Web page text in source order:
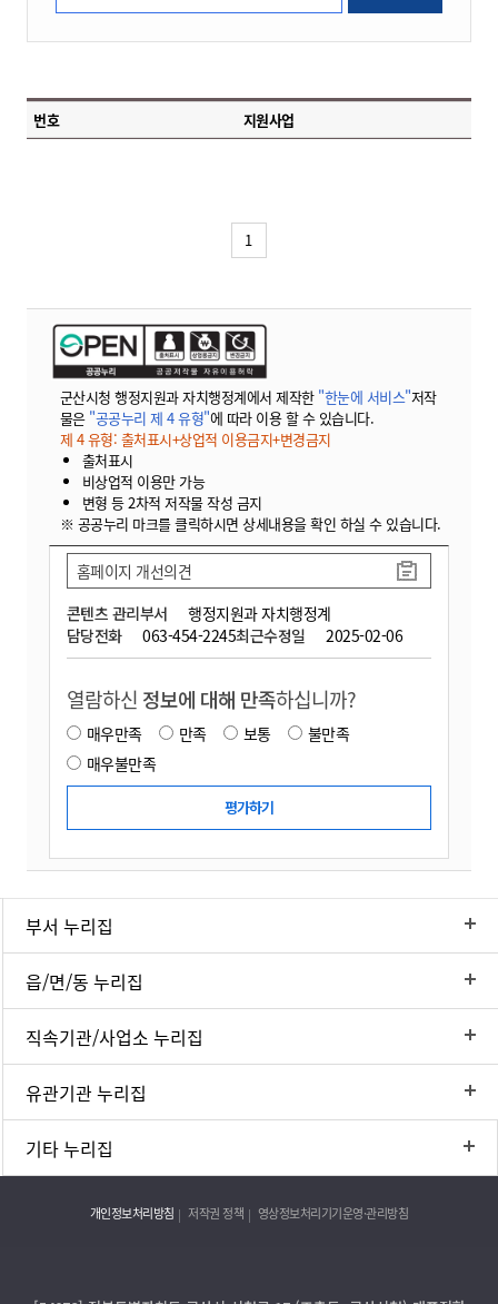
번호 지원사업
1
군산시청 행정지원과 자치행정계에서 제작한 "한눈에 서비스"저작
물은 "공공누리 제 4 유형"에 따라 이용 할 수 있습니다.
제 4 유형: 출처표시+상업적 이용금지+변경금지
출처표시
비상업적 이용만 가능
변형 등 2차적 저작물 작성 금지
※ 공공누리 마크를 클릭하시면 상세내용을 확인 하실 수 있습니다.
콘텐츠 관리부서
행정지원과 자치행정계
담당전화
063-454-2245최근수정일 2025-02-06
홈페이지 개선의견
열람하신 정보에 대해 만족하십니까?
매우만족 만족 보통
불만족
매우불만족
부서 누리집
읍/면/동 누리집
직속기관/사업소 누리집
유관기관 누리집
기타 누리집
개인정보처리방침 저작권 정책 영상정보처리기기운영·관리방침